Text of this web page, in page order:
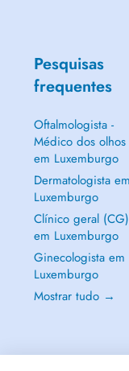
Pesquisas
frequentes
Oftalmologista -
Médico dos olhos
em Luxemburgo
Dermatologista em
Luxemburgo
Clínico geral (CG)
em Luxemburgo
Ginecologista em
Luxemburgo
Mostrar tudo →